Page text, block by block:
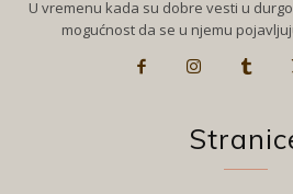
U vremenu kada su dobre vesti u
mogućnost da se u njemu